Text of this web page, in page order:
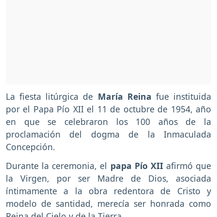
La fiesta litúrgica de María Reina fue instituida
por el Papa Pío XII el 11 de octubre de 1954, año
en que se celebraron los 100 años de la
proclamación del dogma de la Inmaculada
Concepción.
Durante la ceremonia, el papa Pío XII afirmó que
la Virgen, por ser Madre de Dios, asociada
íntimamente a la obra redentora de Cristo y
modelo de santidad, merecía ser honrada como